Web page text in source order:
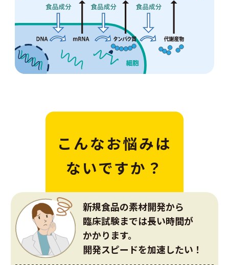
こんなお悩みは
ないですか？
新規食品の素材開発から
臨床試験までは長い時間が
かかります。
開発スピードを加速したい！